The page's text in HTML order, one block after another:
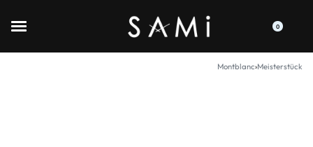
0
Montblanc›Meisterstück